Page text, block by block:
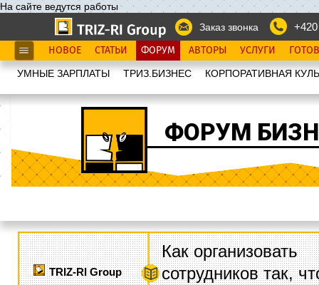
На сайте ведутся работы
Заказ звонка
НОВОЕ СТАТЬИ ФОРУМ АВТОРЫ УСЛУГИ
УМНЫЕ ЗАРПЛАТЫ ТРИЗ.БИЗНЕС КОРПОРАТИВНАЯ
ФОРУМ
TRIZ-RI Group
Как организовать
сотрудников так,